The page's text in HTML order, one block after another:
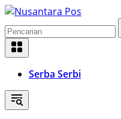
Langsung
ke
konten
Serba Serbi